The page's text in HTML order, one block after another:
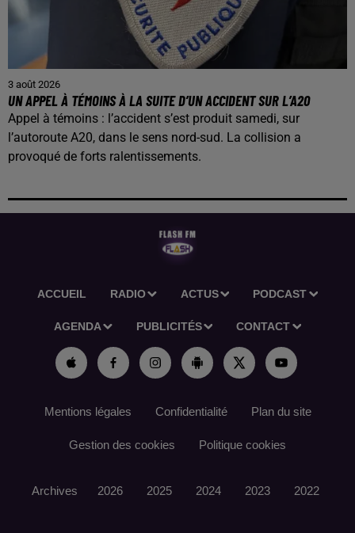
3 août 2026
UN APPEL À TÉMOINS À LA SUITE D’UN ACCIDENT SUR L’A20
Appel à témoins : l’accident s’est produit samedi, sur
l’autoroute A20, dans le sens nord-sud. La collision a
provoqué de forts ralentissements.
ACCUEIL RADIO ACTUS PODCAST
AGENDA PUBLICITÉS CONTACT
Mentions légales Confidentialité Plan du site
Gestion des cookies Politique cookies
Archives 2026 2025 2024 2023 2022